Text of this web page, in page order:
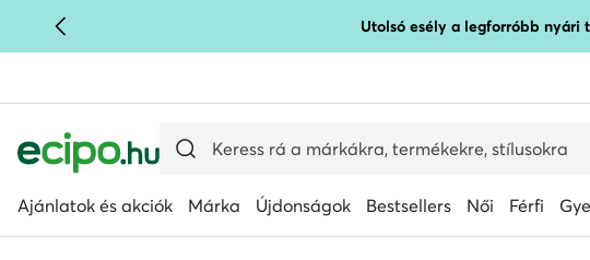
UGRÁS A FŐ TARTALOMRA Utolsó esély a legforróbb nyári
Ajánlatok és akciók Márka Újdonságok Bestsellers Női Férfi